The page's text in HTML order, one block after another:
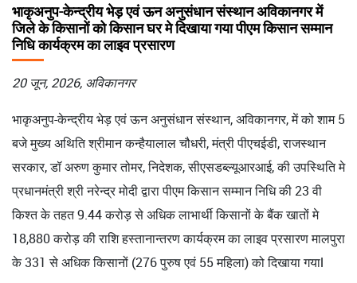
भाकृअनुप-केन्द्रीय भेड़ एवं ऊन अनुसंधान संस्थान अविकानगर में
जिले के किसानों को किसान घर मे दिखाया गया पीएम किसान सम्मान
निधि कार्यक्रम का लाइव प्रसारण
20 जून, 2026, अविकानगर
भाकृअनुप-केन्द्रीय भेड़ एवं ऊन अनुसंधान संस्थान, अविकानगर, में को शाम 5
बजे मुख्य अथिति श्रीमान कन्हैयालाल चौधरी, मंत्री पीएचईडी, राजस्थान
सरकार, डॉ अरुण कुमार तोमर, निदेशक, सीएसडब्ल्यूआरआई, की उपस्थिति मे
प्रधानमंत्री श्री नरेन्द्र मोदी द्वारा पीएम किसान सम्मान निधि की 23 वी
किश्त के तहत 9.44 करोड़ से अधिक लाभार्थी किसानों के बैंक खातों मे
18,880 करोड़ की राशि हस्तानान्तरण कार्यक्रम का लाइव प्रसारण मालपुरा
के 331 से अधिक किसानों (276 पुरुष एवं 55 महिला) को दिखाया गयाl